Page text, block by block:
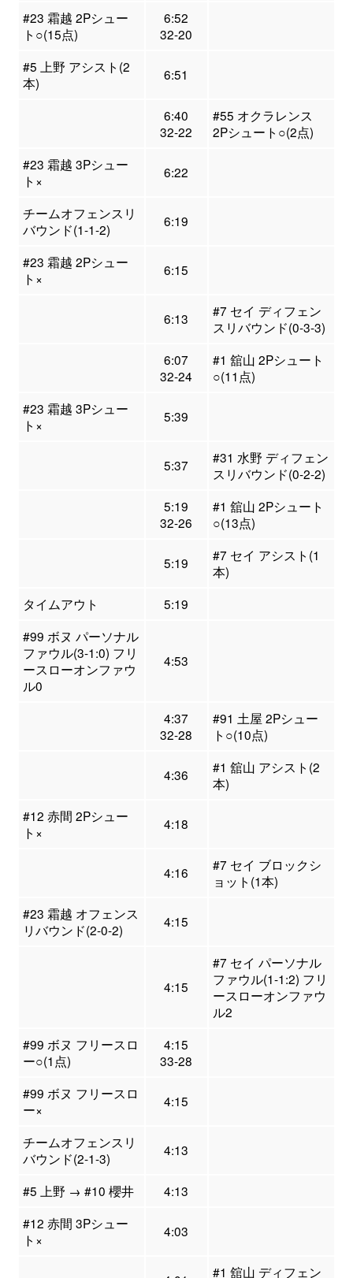
#23 霜越 2Pシュー
ト○(15点)
6:52
32-20
#5 上野 アシスト(2
本)
6:51
6:40
32-22
#55 オクラレンス
2Pシュート○(2点)
#23 霜越 3Pシュー
ト×
6:22
チームオフェンスリ
バウンド(1-1-2)
6:19
#23 霜越 2Pシュー
ト×
6:15
6:13
#7 セイ ディフェン
スリバウンド(0-3-3)
6:07
32-24
#1 舘山 2Pシュート
○(11点)
#23 霜越 3Pシュー
ト×
5:39
5:37
#31 水野 ディフェン
スリバウンド(0-2-2)
5:19
32-26
#1 舘山 2Pシュート
○(13点)
5:19
#7 セイ アシスト(1
本)
タイムアウト
5:19
#99 ボヌ パーソナル
ファウル(3-1:0) フリ
ースローオンファウ
ル0
4:53
4:37
32-28
#91 土屋 2Pシュー
ト○(10点)
4:36
#1 舘山 アシスト(2
本)
#12 赤間 2Pシュー
ト×
4:18
4:16
#7 セイ ブロックシ
ョット(1本)
#23 霜越 オフェンス
リバウンド(2-0-2)
4:15
4:15
#7 セイ パーソナル
ファウル(1-1:2) フリ
ースローオンファウ
ル2
#99 ボヌ フリースロ
ー○(1点)
4:15
33-28
#99 ボヌ フリースロ
ー×
4:15
チームオフェンスリ
バウンド(2-1-3)
4:13
#5 上野 → #10 櫻井
4:13
#12 赤間 3Pシュー
ト×
4:03
#1 舘山 ディフェン